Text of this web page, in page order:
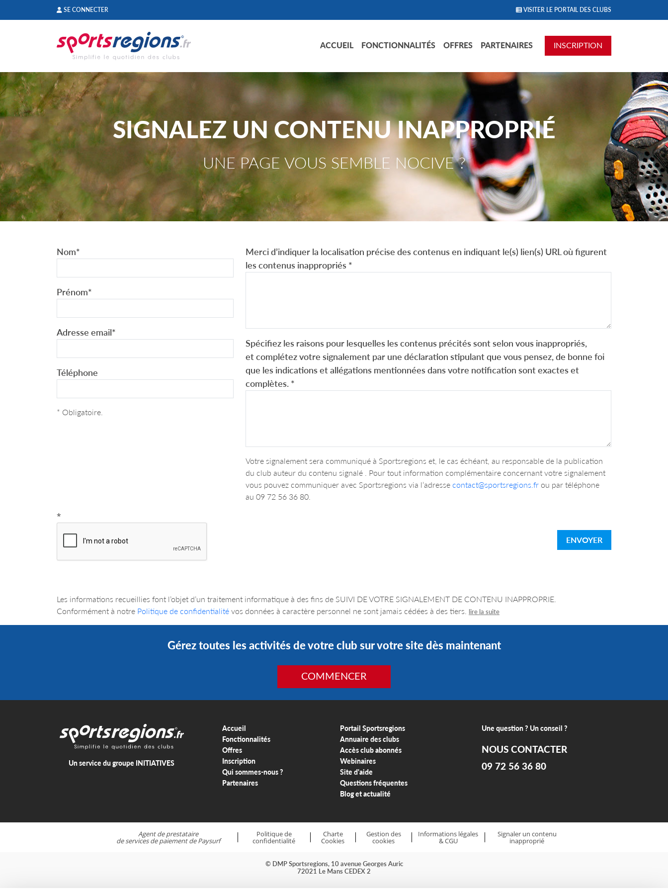
Panneau de gestion des cookies
SE CONNECTER VISITER LE PORTAIL DES CLUBS
ACCUEIL FONCTIONNALITÉS OFFRES PARTENAIRES INSCRIPTION
SIGNALEZ UN CONTENU INAPPROPRIÉ
UNE PAGE VOUS SEMBLE NOCIVE ?
Nom*
Prénom*
Adresse email*
Téléphone
* Obligatoire.
Merci d’indiquer la localisation précise des contenus en indiquant le(s) lien(s) URL où figurent
les contenus inappropriés *
Spécifiez les raisons pour lesquelles les contenus précités sont selon vous inappropriés,
et complétez votre signalement par une déclaration stipulant que vous pensez, de bonne foi
que les indications et allégations mentionnées dans votre notification sont exactes et
complètes. *
Votre signalement sera communiqué à Sportsregions et, le cas échéant, au responsable de la publication
du club auteur du contenu signalé . Pour tout information complémentaire concernant votre signalement
vous pouvez communiquer avec Sportsregions via l’adresse contact@sportsregions.fr ou par téléphone
au 09 72 56 36 80.
*
ENVOYER
Les informations recueillies font l’objet d’un traitement informatique à des fins de SUIVI DE VOTRE SIGNALEMENT DE CONTENU INAPPROPRIE.
Conformément à notre Politique de confidentialité vos données à caractère personnel ne sont jamais cédées à des tiers. lire la suite
Gérez toutes les activités de votre club sur votre site dès maintenant
COMMENCER
Un service du groupe INITIATIVES
Accueil
Fonctionnalités
Offres
Inscription
Qui sommes-nous ?
Partenaires
Portail Sportsregions
Annuaire des clubs
Accès club abonnés
Webinaires
Site d'aide
Questions fréquentes
Blog et actualité
Une question ? Un conseil ?
NOUS CONTACTER
09 72 56 36 80
Agent de prestataire
de services de paiement dePaysurf
Politique de
confidentialité
Charte
Cookies
Gestion des
cookies
Informations légales
& CGU
Signaler un contenu
inapproprié
© DMP Sportsregions, 10 avenue Georges Auric
72021 Le Mans CEDEX 2